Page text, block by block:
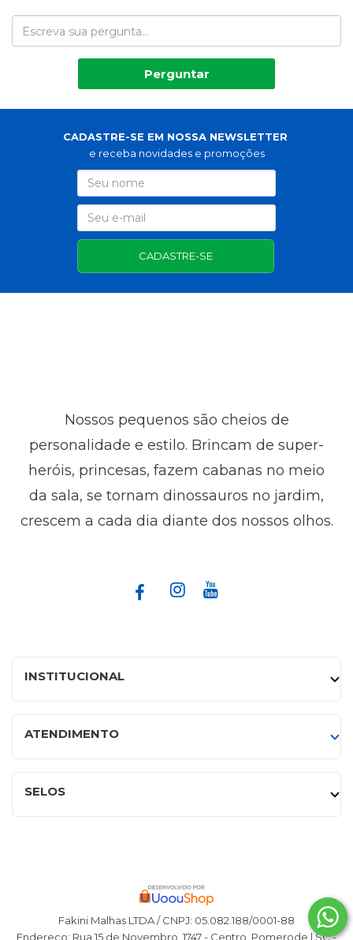
Perguntar
CADASTRE-SE EM NOSSA NEWSLETTER
e receba novidades e promoções
CADASTRE-SE
Nossos pequenos são cheios de
personalidade e estilo. Brincam de super-
heróis, princesas, fazem cabanas no meio
da sala, se tornam dinossauros no jardim,
crescem a cada dia diante dos nossos olhos.
INSTITUCIONAL
ATENDIMENTO
SELOS
Fakini Malhas LTDA / CNPJ: 05.082.188/0001-88
Endereço: Rua 15 de Novembro, 1747 - Centro, Pomerode | SC -